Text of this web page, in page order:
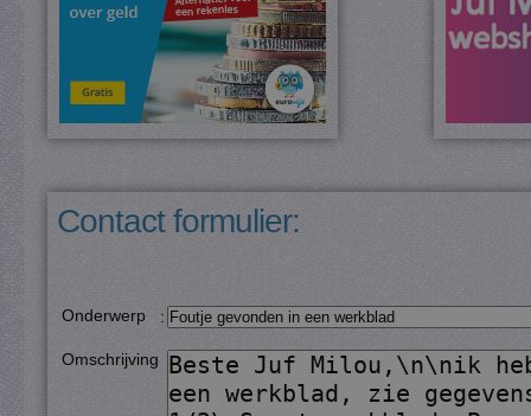
Contact formulier:
Onderwerp :
Omschrijving